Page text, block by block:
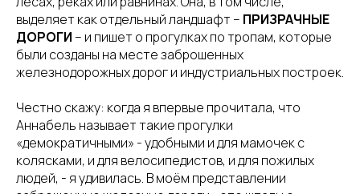
выделяет как отдельный ландшафт – ПРИЗРАЧНЫЕ
ДОРОГИ – и пишет о прогулках по тропам, которые
были созданы на месте заброшенных
железнодорожных дорог и индустриальных построек.
Честно скажу: когда я впервые прочитала, что
Аннабель называет такие прогулки
«демократичными» - удобными и для мамочек с
колясками, и для велосипедистов, и для пожилых
людей, - я удивилась. В моём представлении